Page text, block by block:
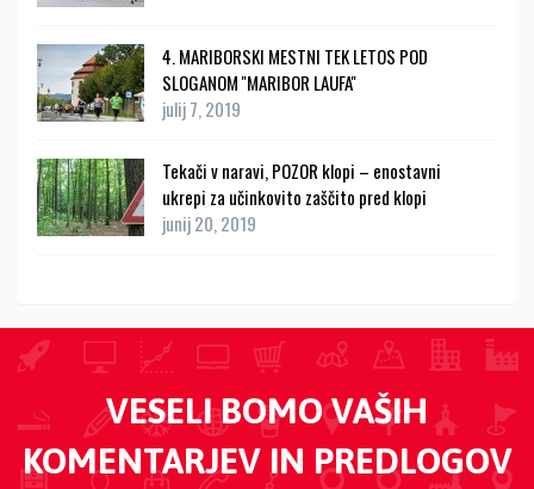
4. MARIBORSKI MESTNI TEK LETOS POD
SLOGANOM ''MARIBOR LAUFA''
julij 7, 2019
Tekači v naravi, POZOR klopi – enostavni
ukrepi za učinkovito zaščito pred klopi
junij 20, 2019
VESELI BOMO VAŠIH
KOMENTARJEV IN PREDLOGOV